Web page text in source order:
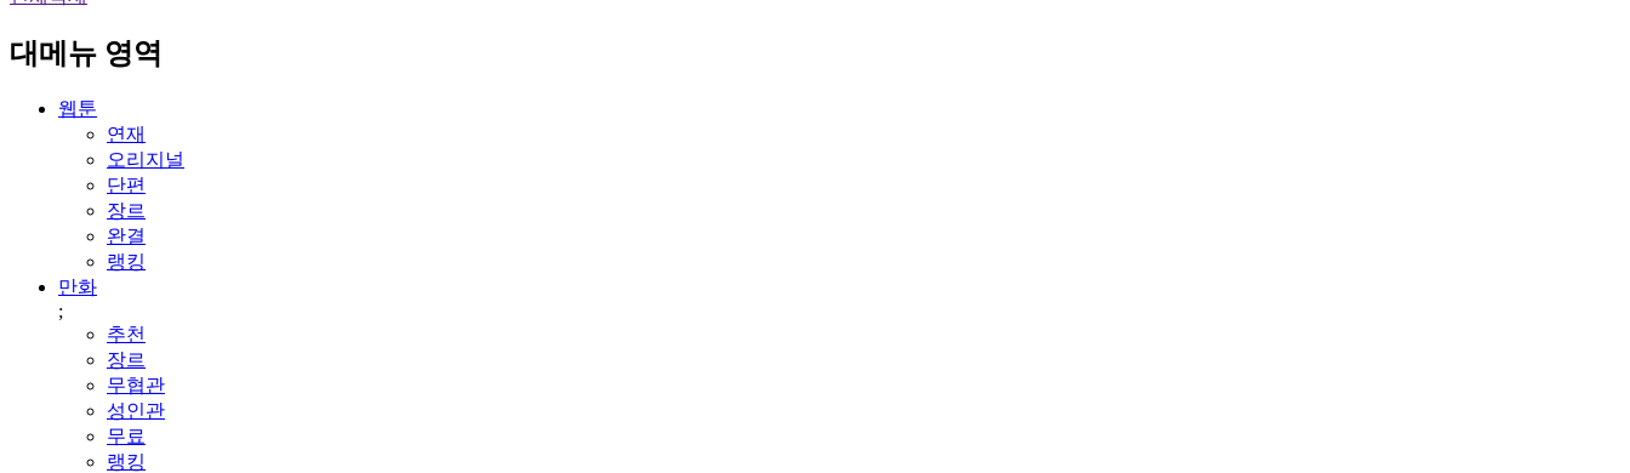
대메뉴 영역
웹툰
연재
오리지널
단편
장르
완결
랭킹
만화
;
추천
장르
무협관
성인관
무료
랭킹